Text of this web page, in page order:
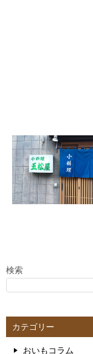
検索
カテゴリー
おいもコラム